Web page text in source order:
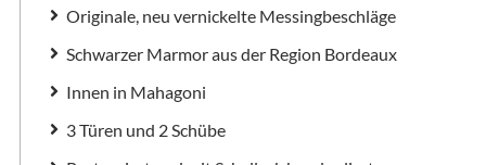
Originale, neu vernickelte Messingbeschläge
Schwarzer Marmor aus der Region Bordeaux
Innen in Mahagoni
3 Türen und 2 Schübe